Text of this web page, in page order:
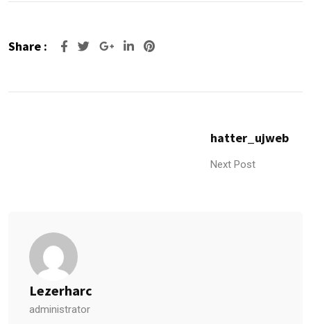
Share : Google+LinkedIn
Pinterest
hatter_ujweb
Next Post
Lezerharc
administrator